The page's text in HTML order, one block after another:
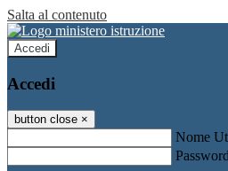
Salta al contenuto
Accedi
Accedi
button close ×
Nome